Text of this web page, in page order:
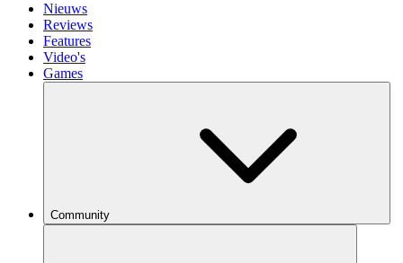
Nieuws
Reviews
Features
Video's
Games
Community